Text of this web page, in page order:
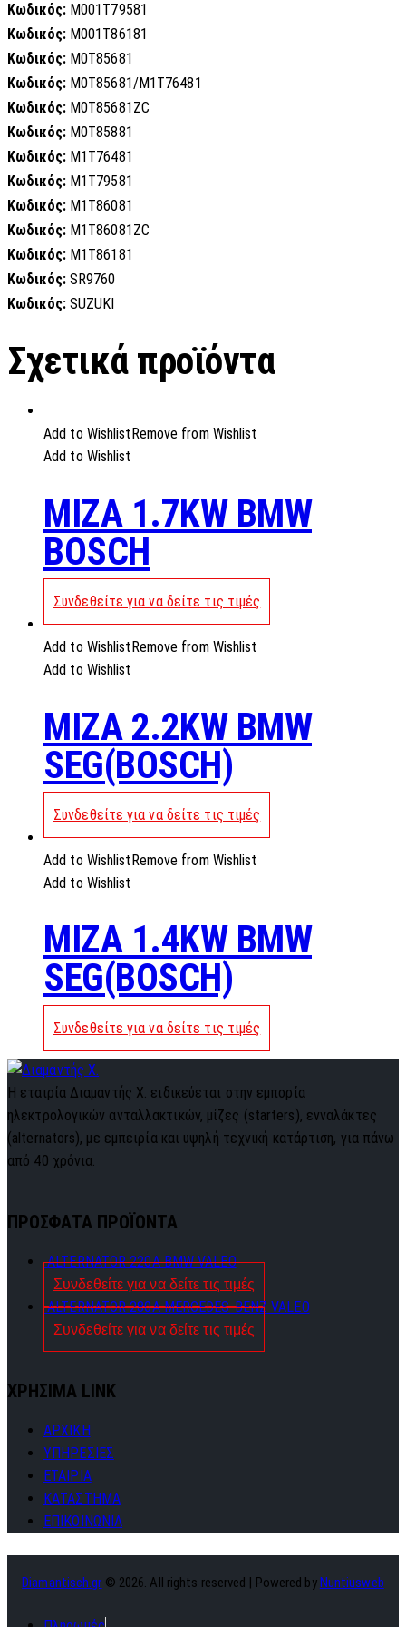
Κωδικός: M001T79581
Κωδικός: M001T86181
Κωδικός: M0T85681
Κωδικός: M0T85681/M1T76481
Κωδικός: M0T85681ZC
Κωδικός: M0T85881
Κωδικός: M1T76481
Κωδικός: M1T79581
Κωδικός: M1T86081
Κωδικός: M1T86081ZC
Κωδικός: M1T86181
Κωδικός: SR9760
Κωδικός: SUZUKI
Σχετικά προϊόντα
Add to Wishlist Remove from Wishlist
Add to Wishlist
MIZA 1.7KW BMW
BOSCH
Συνδεθείτε για να δείτε τις τιμές
Add to Wishlist Remove from Wishlist
Add to Wishlist
MIZA 2.2KW BMW
SEG(BOSCH)
Συνδεθείτε για να δείτε τις τιμές
Add to Wishlist Remove from Wishlist
Add to Wishlist
MIZA 1.4KW BMW
SEG(BOSCH)
Συνδεθείτε για να δείτε τις τιμές
Η εταιρία Διαμαντής Χ. ειδικεύεται στην εμπορία
ηλεκτρολογικών ανταλλακτικών, μίζες (starters), ενναλάκτες
(alternators), με εμπειρία και υψηλή τεχνική κατάρτιση, για πάνω
από 40 χρόνια.
ΠΡΟΣΦΑΤΑ ΠΡΟΪΟΝΤΑ
ALTERNATOR 220A BMW VALEO
Συνδεθείτε για να δείτε τις τιμές
ALTERNATOR 280A MERCEDES-BENZ VALEO
Συνδεθείτε για να δείτε τις τιμές
ΧΡΗΣΙΜΑ LINK
ΑΡΧΙΚΗ
ΥΠΗΡΕΣΙΕΣ
ΕΤΑΙΡΙΑ
ΚΑΤΑΣΤΗΜΑ
ΕΠΙΚΟΙΝΩΝΙΑ
Diamantisch.gr © 2026. All rights reserved | Powered by Nuntiusweb